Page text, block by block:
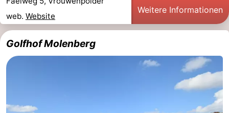
Natur
Oosterschelde
-
Natur
Kop
Schouwen
Walcheren
-
Natur
-
web. Website
Weitere Informationen
Golfhof Molenberg